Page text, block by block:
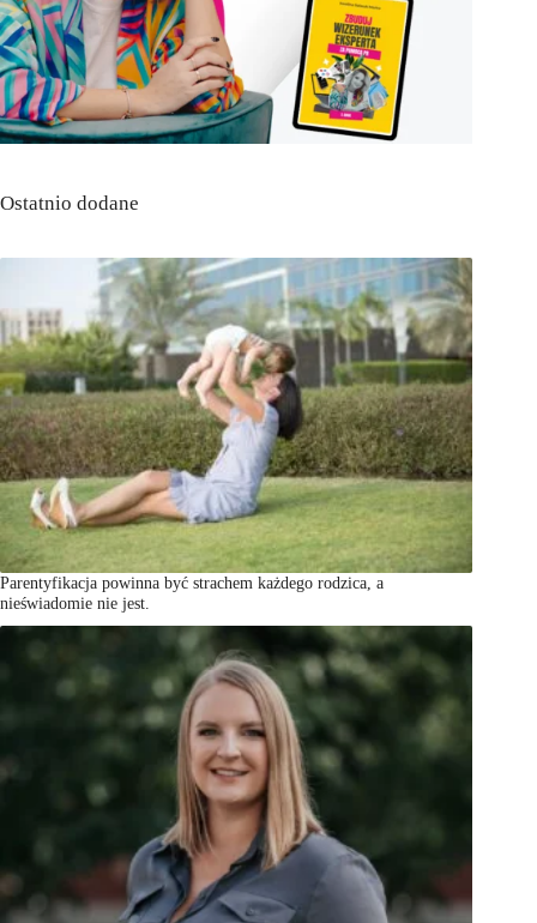
Ostatnio dodane
Parentyfikacja powinna być strachem każdego rodzica, a
nieświadomie nie jest.